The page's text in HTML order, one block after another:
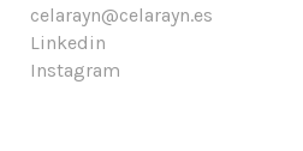
celarayn@celarayn.es
Linkedin
Instagram